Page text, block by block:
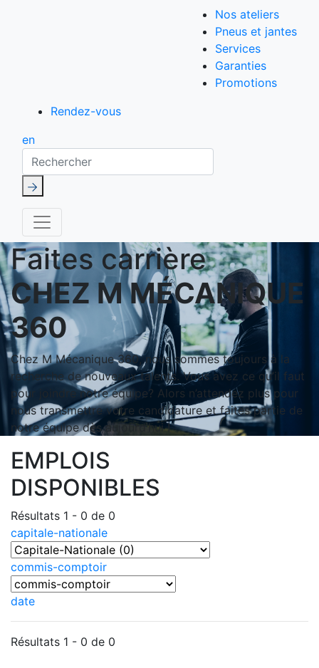
Nos ateliers
Pneus et jantes
Services
Garanties
Promotions
Rendez-vous
en
Rechercher
Faites carrière
CHEZ M MÉCANIQUE
360
Chez M Mécanique 360, nous sommes toujours à la
recherche de nouveaux talents. Vous avez ce qu’il faut
pour joindre notre équipe? Alors n’attendez plus pour
nous transmettre votre candidature et faites partie de
notre équipe dès aujourd’hui !
EMPLOIS
DISPONIBLES
Résultats 1 - 0 de 0
capitale-nationale
commis-comptoir
date
Résultats 1 - 0 de 0